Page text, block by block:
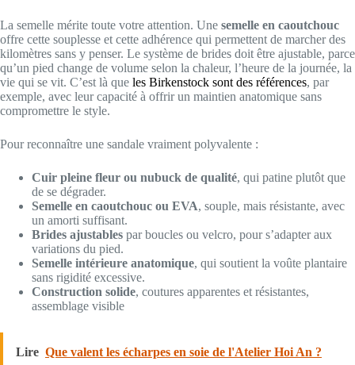
La semelle mérite toute votre attention. Une semelle en caoutchouc
offre cette souplesse et cette adhérence qui permettent de marcher des
kilomètres sans y penser. Le système de brides doit être ajustable, parce
qu’un pied change de volume selon la chaleur, l’heure de la journée, la
vie qui se vit. C’est là que les Birkenstock sont des références, par
exemple, avec leur capacité à offrir un maintien anatomique sans
compromettre le style.
Pour reconnaître une sandale vraiment polyvalente :
Cuir pleine fleur ou nubuck de qualité, qui patine plutôt que
de se dégrader.
Semelle en caoutchouc ou EVA, souple, mais résistante, avec
un amorti suffisant.
Brides ajustables par boucles ou velcro, pour s’adapter aux
variations du pied.
Semelle intérieure anatomique, qui soutient la voûte plantaire
sans rigidité excessive.
Construction solide, coutures apparentes et résistantes,
assemblage visible
Lire Que valent les écharpes en soie de l'Atelier Hoi An ?